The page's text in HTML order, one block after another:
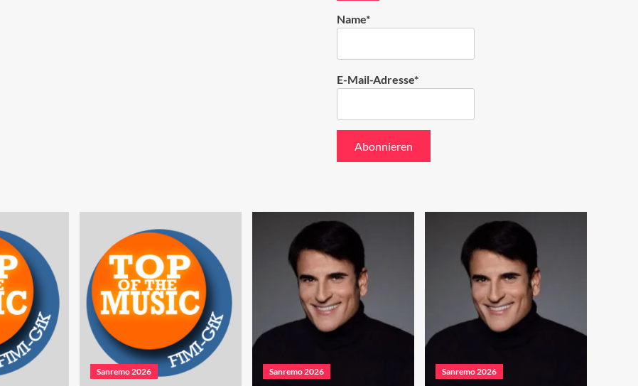
Name*
E-Mail-Adresse*
Sanremo 2026 Sanremo 2026 Sanremo 2026